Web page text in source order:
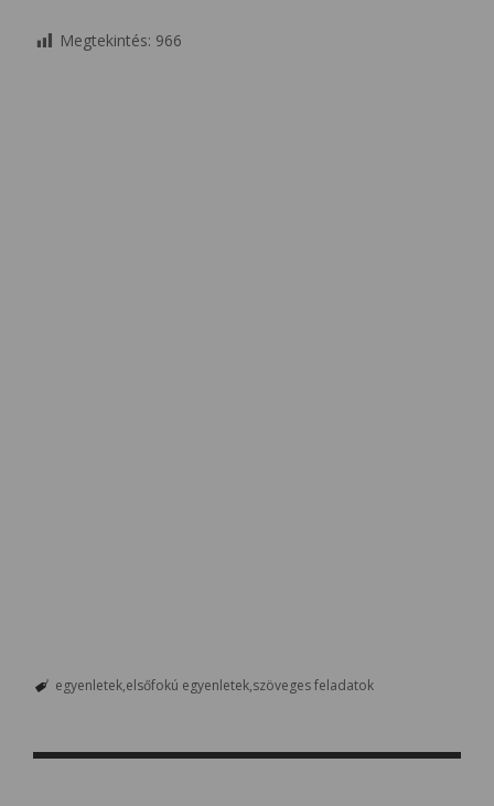
Megtekintés: 966
egyenletek elsőfokú egyenletek szöveges feladatok